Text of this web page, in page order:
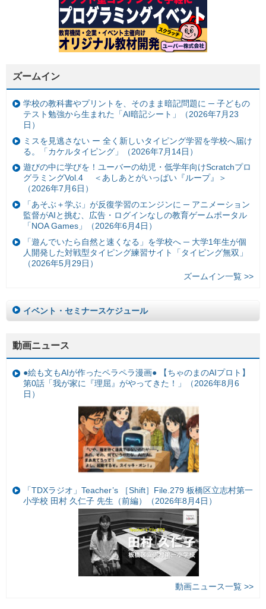
ズームイン
学校の教科書やプリントを、そのまま暗記問題に ─ 子どもの
テスト勉強から生まれた「AI暗記シート」（2026年7月23
日）
ミスを見逃さない ー 全く新しいタイピング学習を学校へ届け
る。「カケルタイピング」（2026年7月14日）
遊びの中に学びを！ユーバーの幼児・低学年向けScratchプロ
グラミングVol.4 ＜あしあとがいっぱい『ループ』＞
（2026年7月6日）
「あそぶ＋学ぶ」が反復学習のエンジンに ─ アニメーション
監督がAIと挑む、広告・ログインなしの教育ゲームポータル
「NOA Games」（2026年6月4日）
「遊んでいたら自然と速くなる」を学校へ ─ 大学1年生が個
人開発した対戦型タイピング練習サイト「タイピング無双」
（2026年5月29日）
ズームイン一覧 >>
イベント・セミナースケジュール
動画ニュース
●絵も文もAIが作ったペラペラ漫画● 【ちゃのまのAIプロト】
第0話「我が家に『理屈』がやってきた！」（2026年8月6
日）
「TDXラジオ」Teacher’s ［Shift］File.279 板橋区立志村第一
小学校 田村 久仁子 先生（前編）（2026年8月4日）
動画ニュース一覧 >>